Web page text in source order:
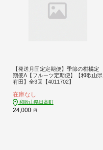
【発送月固定定期便】季節の柑橘定
期便A【フルーツ定期便】【和歌山県
有田】全3回【4011702】
在庫なし
和歌山県日高町
24,000 円